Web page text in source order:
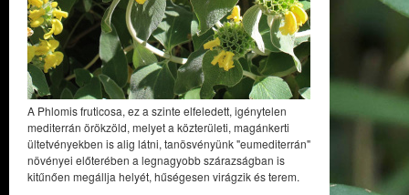
A Phlomis fruticosa, ez a szinte elfeledett, igénytelen
mediterrán örökzöld, melyet a közterületi, magánkerti
ültetvényekben is alig látni, tanösvényünk "eumediterrán"
növényei előterében a legnagyobb szárazságban is
kitűnően megállja helyét, hűségesen virágzik és terem.